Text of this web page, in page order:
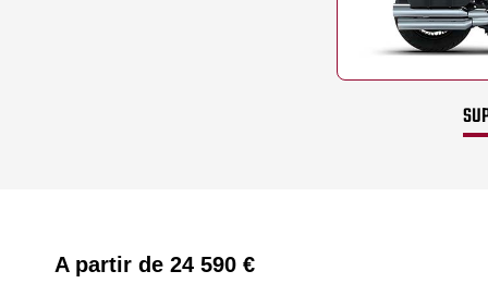
A partir de 24 590 €